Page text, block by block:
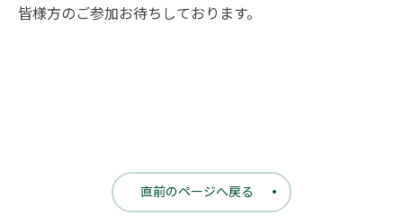
皆様方のご参加お待ちしております。
直前のページへ戻る